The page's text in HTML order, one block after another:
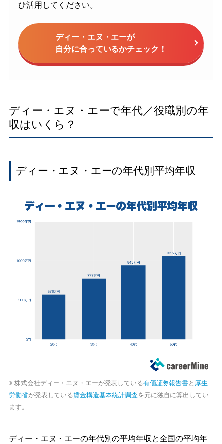
ひ活用してください。
ディー・エヌ・エーが
自分に合っているかチェック！
ディー・エヌ・エーで年代／役職別の年
収はいくら？
ディー・エヌ・エーの年代別平均年収
※ 株式会社ディー・エヌ・エーが発表している有価証券報告書と 厚生
労働省が発表している賃金構造基本統計調査を元に独自に算出してい
ます。
ディー・エヌ・エーの年代別の平均年収と全国の平均年